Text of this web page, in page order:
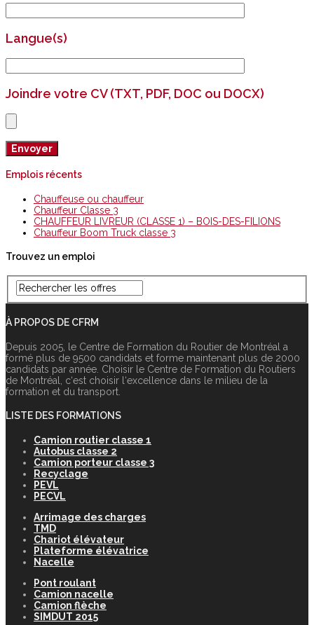
Langue(s)
Joindre votre CV (TXT, PDF, DOC ou DOCX)
Emplois récents
Chauffeuse ou chauffeur
Chauffeur Classe 3
CHAUFFEUR LIVREUR (CLASSE 1) – BOIS-DES-FILIONS
Chauffeur Boom Truck classe 3
Trouvez un emploi
À PROPOS DE CFRM
Depuis 2005, le Centre de Formation du Routier de Montréal a
formé plus de 9500 candidats et forme maintenant plus de 2000
candidats par année. Choisir le Centre de Formation du Routiers
de Montréal, c‘est choisir l‘excellence dans le milieu de la
formation et du transport.
LISTE DES FORMATIONS
Camion routier classe 1
Autobus classe 2
Camion porteur classe 3
Recyclage
PEVL
PECVL
Arrimage des charges
TMD
Chariot élévateur
Plateforme élévatrice
Nacelle
Pont roulant
Camion nacelle
Camion flèche
SIMDUT 2015